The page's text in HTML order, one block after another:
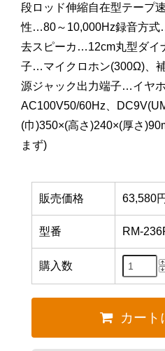
段ロッド伸縮自在型テープ
性…80～10,000Hz録音方式
去スピーカ…12cm丸型ダイ
子…マイクロホン(300Ω)、
源ジャック出力端子…イヤ
AC100V50/60Hz、
(巾)350×(高さ)240×(厚さ
まず)
販売価格 63,580
型番 RM-
購入数
カート